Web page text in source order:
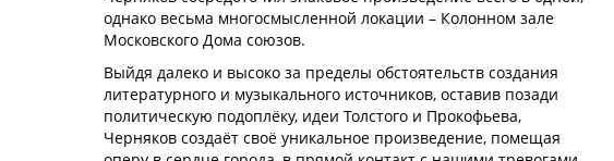
однако весьма многосмысленной локации – Колонном зале
Московского Дома союзов.
Выйдя далеко и высоко за пределы обстоятельств создания
литературного и музыкального источников, оставив позади
политическую подоплёку, идеи Толстого и Прокофьева,
Черняков создаёт своё уникальное произведение, помещая